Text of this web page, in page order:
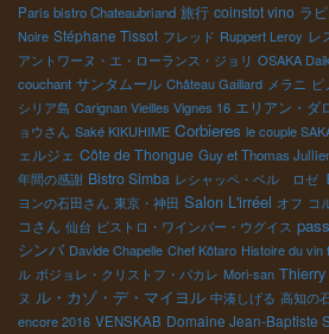
Paris bistro Chateaubriand 旅行 coinstot vino ラ
Noire Stéphane Tissot フレッド Ruppert Leroy レ
アントワーヌ・エ・ローランス・ジョリ OSAKA
couchant サンタムール Château Gaillard メラニ
シリア島 Carignan Vieilles Vignes 16 エリアン・ダ
ョウさん Saké KIKUHIME Corbieres le couple
ェルジェ Côte de Thongue Guy et Thomas
年間の感謝 Bistro Simba レシャッペ・ベル ロゼ
ヨンの石田さん 東京・神田 Salon L'irréel オフ コ
コさん 仙台 ビストロ・ワインバー・ウグイス
シンバ Davide Chapelle Chef Kôtaro Histoire du vin
ル ボジョレ・クリストフ・パカレ Mori-san Thierry
ヌ ル・カゾ・デ・マイヨル 中湊しげる 高知の
encore 2016 VENSKAB Domaine Jean-Baptiste